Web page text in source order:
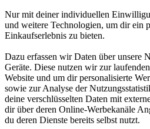
Nur mit deiner individuellen
und weitere Technologien, um dir ein
Einkaufserlebnis zu bieten.
Dazu erfassen wir Daten über unsere
Geräte. Diese nutzen wir zur
Website und um dir personalisierte
sowie zur Analyse der
deine verschlüsselten Daten mit
dir über deren Online-Werbekanäle
du deren Dienste bereits selbst nutzt.